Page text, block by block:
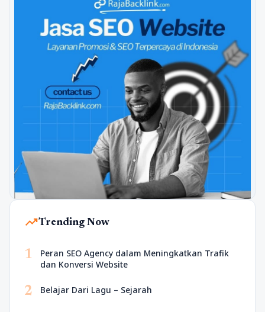
trending_upTrending Now
1
Peran SEO Agency dalam Meningkatkan Trafik
dan Konversi Website
2 Belajar Dari Lagu – Sejarah